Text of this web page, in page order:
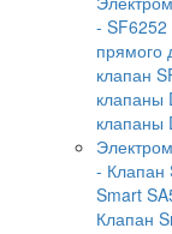
-
прямого
клапан
клапаны
клапаны
- Клапан
Smart
Клапан